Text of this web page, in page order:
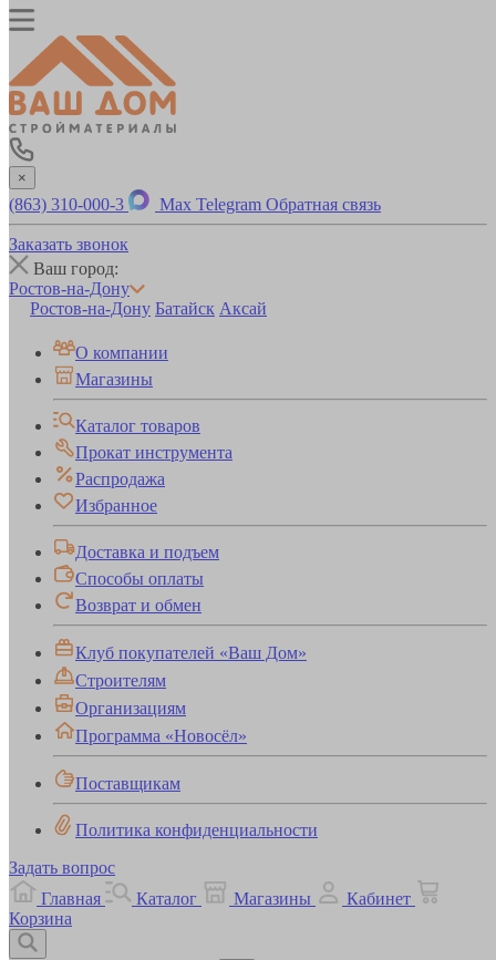
×
(863) 310-000-3 Max Telegram Обратная связь
Заказать звонок
Ваш город:
Ростов-на-Дону
Ростов-на-Дону Батайск Аксай
О компании
Магазины
Каталог товаров
Прокат инструмента
Распродажа
Избранное
Доставка и подъем
Способы оплаты
Возврат и обмен
Клуб покупателей «Ваш Дом»
Строителям
Организациям
Программа «Новосёл»
Поставщикам
Политика конфиденциальности
Задать вопрос
Главная
Каталог Магазины
Кабинет
Корзина